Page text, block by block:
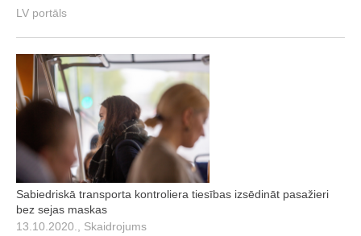
LV portāls
Sabiedriskā transporta kontroliera tiesības izsēdināt pasažieri
bez sejas maskas
13.10.2020., Skaidrojums